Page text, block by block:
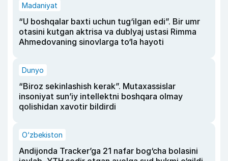
Madaniyat
“U boshqalar baxti uchun tug‘ilgan edi”. Bir umr
otasini kutgan aktrisa va dublyaj ustasi Rimma
Ahmedovaning sinovlarga to‘la hayoti
Dunyo
“Biroz sekinlashish kerak”. Mutaxassislar
insoniyat sun’iy intellektni boshqara olmay
qolishidan xavotir bildirdi
O‘zbekiston
Andijonda Tracker’ga 21 nafar bog‘cha bolasini